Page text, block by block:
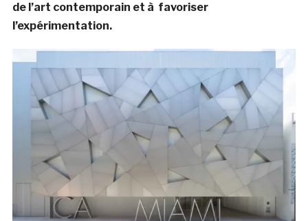
de l’art contemporain et à favoriser
l’expérimentation.